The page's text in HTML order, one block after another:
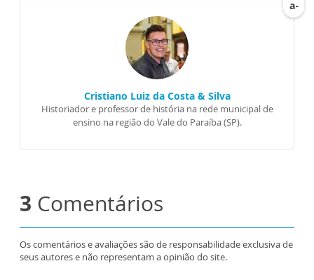
Cristiano Luiz da Costa & Silva
Historiador e professor de história na rede municipal de
ensino na região do Vale do Paraíba (SP).
3 Comentários
Os comentários e avaliações são de responsabilidade exclusiva de
seus autores e não representam a opinião do site.